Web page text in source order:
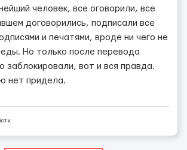
человек, все оговорили, все
договорились, подписали все
и печатями, вроде ни чего не
Но только после перевода
заблокировали, вот и вся правда.
нет придела.